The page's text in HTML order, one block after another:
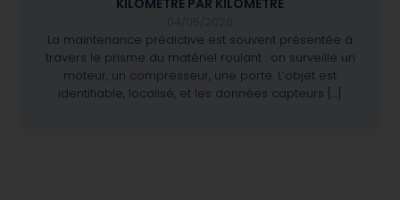
04/05/2026
La maintenance prédictive est souvent présentée à
travers le prisme du matériel roulant : on surveille un
moteur, un compresseur, une porte. L’objet est
identifiable, localisé, et les données capteurs […]